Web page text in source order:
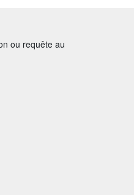
ou requête au